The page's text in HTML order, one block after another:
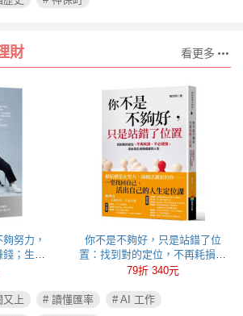
財 看更多
努力，
；生命
重新彩
你不是不夠好，只是站錯了位
置：找到對的定位，不再耗損、
不必硬撐，活出真正自我成就的
79折 340元
又上 # 讀懂匯率
# AI 工作